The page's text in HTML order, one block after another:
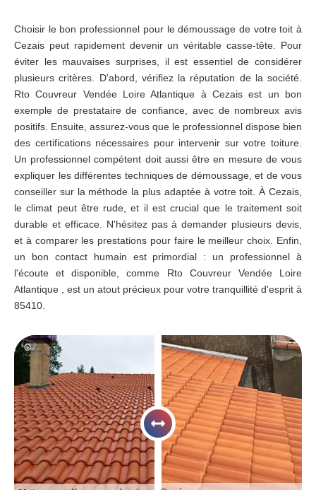
Choisir le bon professionnel pour le démoussage de votre toit à
Cezais peut rapidement devenir un véritable casse-tête. Pour
éviter les mauvaises surprises, il est essentiel de considérer
plusieurs critères. D'abord, vérifiez la réputation de la société.
Rto Couvreur Vendée Loire Atlantique à Cezais est un bon
exemple de prestataire de confiance, avec de nombreux avis
positifs. Ensuite, assurez-vous que le professionnel dispose bien
des certifications nécessaires pour intervenir sur votre toiture.
Un professionnel compétent doit aussi être en mesure de vous
expliquer les différentes techniques de démoussage, et de vous
conseiller sur la méthode la plus adaptée à votre toit. À Cezais,
le climat peut être rude, et il est crucial que le traitement soit
durable et efficace. N'hésitez pas à demander plusieurs devis,
et à comparer les prestations pour faire le meilleur choix. Enfin,
un bon contact humain est primordial : un professionnel à
l'écoute et disponible, comme Rto Couvreur Vendée Loire
Atlantique , est un atout précieux pour votre tranquillité d'esprit à
85410.